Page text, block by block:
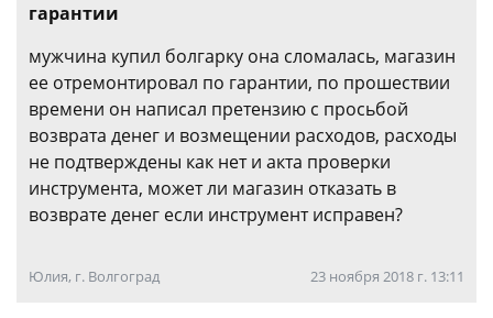
гарантии
мужчина купил болгарку она сломалась, магазин
ее отремонтировал по гарантии, по прошествии
времени он написал претензию с просьбой
возврата денег и возмещении расходов, расходы
не подтверждены как нет и акта проверки
инструмента, может ли магазин отказать в
возврате денег если инструмент исправен?
Юлия, г. Волгоград 23 ноября 2018 г. 13:11